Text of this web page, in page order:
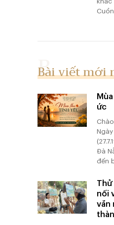
Bài viết mới
ức
Đà
đến
Thử
nối
văn